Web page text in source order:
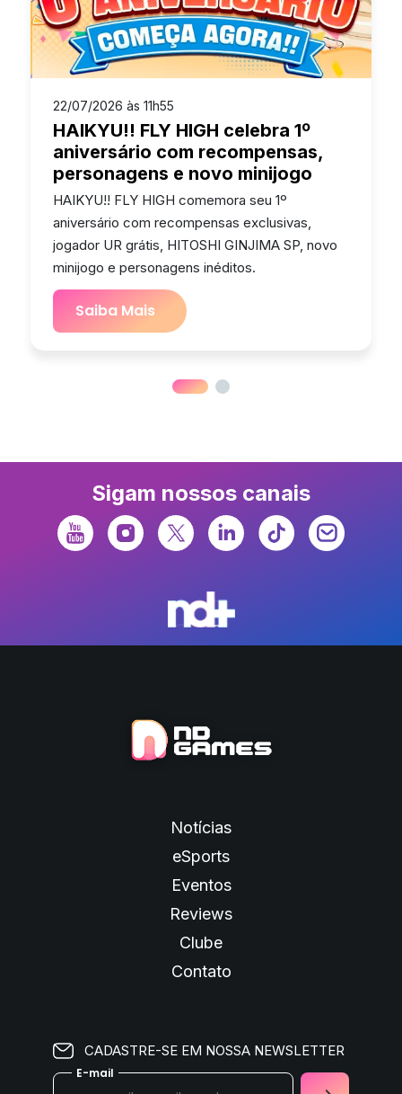
22/07/2026 às 11h55
HAIKYU!! FLY HIGH celebra 1º
aniversário com recompensas,
personagens e novo minijogo
HAIKYU!! FLY HIGH comemora seu 1º
aniversário com recompensas exclusivas,
jogador UR grátis, HITOSHI GINJIMA SP, novo
minijogo e personagens inéditos.
Saiba Mais
Sigam nossos canais
Notícias
eSports
Eventos
Reviews
Clube
Contato
CADASTRE-SE EM NOSSA NEWSLETTER
E-mail